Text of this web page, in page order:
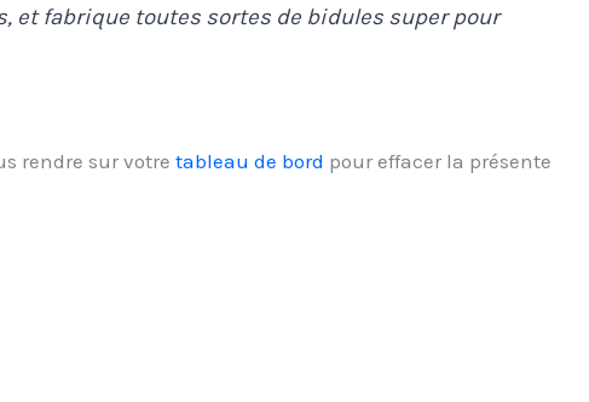
et fabrique toutes sortes de bidules super pour
rendre sur votre tableau de bord pour effacer la présente